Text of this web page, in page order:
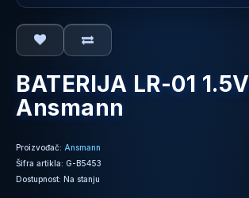
BATERIJA LR-01 1.5V
Ansmann
Proizvođač: Ansmann
Šifra artikla: G-B5453
Dostupnost: Na stanju